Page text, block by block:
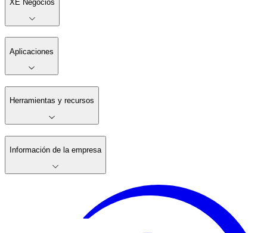
XE Negocios
Aplicaciones
Herramientas y recursos
Información de la empresa